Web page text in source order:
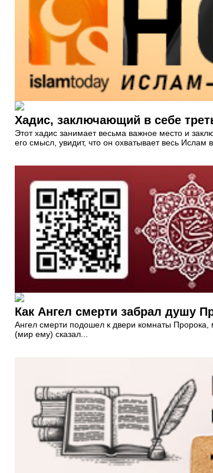
Хадис, заключающий в себе
Этот хадис занимает весьма важное место и
его смысл, увидит, что он охватывает весь Ислам
Ангел смерти подошел к двери комнаты
(мир ему) сказал...